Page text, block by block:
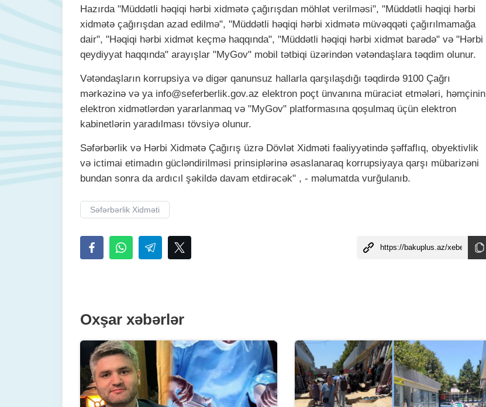
Hazırda "Müddətli həqiqi hərbi xidmətə çağırışdan möhlət verilməsi", "Müddətli həqiqi hərbi
xidmətə çağırışdan azad edilmə", "Müddətli həqiqi hərbi xidmətə müvəqqəti çağırılmamağa
dair", "Həqiqi hərbi xidmət keçmə haqqında", "Müddətli həqiqi hərbi xidmət barədə" və "Hərbi
qeydiyyat haqqında" arayışlar "MyGov" mobil tətbiqi üzərindən vətəndaşlara təqdim olunur.
Vətəndaşların korrupsiya və digər qanunsuz hallarla qarşılaşdığı təqdirdə 9100 Çağrı
mərkəzinə və ya info@seferberlik.gov.az elektron poçt ünvanına müraciət etmələri, həmçinin
elektron xidmətlərdən yararlanmaq və "MyGov" platformasına qoşulmaq üçün elektron
kabinetlərin yaradılması tövsiyə olunur.
Səfərbərlik və Hərbi Xidmətə Çağırış üzrə Dövlət Xidməti fəaliyyətində şəffaflıq, obyektivlik
və ictimai etimadın gücləndirilməsi prinsiplərinə əsaslanaraq korrupsiyaya qarşı mübarizəni
bundan sonra da ardıcıl şəkildə davam etdirəcək" , - məlumatda vurğulanıb.
Səfərbərlik Xidməti
Oxşar xəbərlər